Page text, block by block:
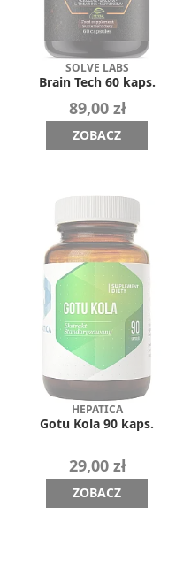
SOLVE LABS
Brain Tech 60 kaps.
89,00 zł
ZOBACZ
HEPATICA
Gotu Kola 90 kaps.
29,00 zł
ZOBACZ